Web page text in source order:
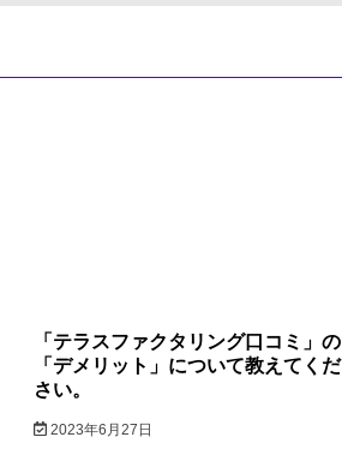
「テラスファクタリング口コミ」の
「デメリット」について教えてくだ
さい。
2023年6月27日